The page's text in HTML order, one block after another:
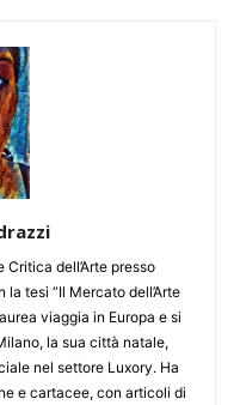
dell’Arte presso
tesi “Il Mercato dell’Arte
viaggia in Europa e si
la sua città natale,
nel settore Luxory. Ha
e cartacee, con articoli di